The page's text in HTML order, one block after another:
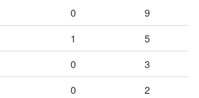
0
9
1
5
0
3
0
2